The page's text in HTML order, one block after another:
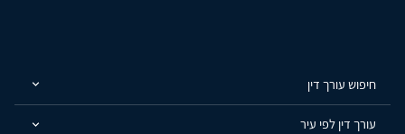
חיפוש עורך דין
עורך דין לפי עיר